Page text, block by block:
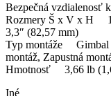
Bezpečná
Rozmery Š x V x H
3,3″ (82,57 mm)
Typ montáže Gimbal
montáž, Zapustná
Hmotnosť 3,66 lb
Iné